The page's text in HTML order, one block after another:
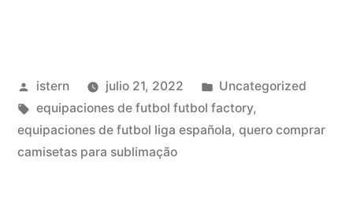
Publicado
por
istern julio 21, 2022
Publicado
en
Uncategorized
Etiquetas:
equipaciones de futbol futbol factory,
equipaciones de futbol liga española, quero comprar
camisetas para sublimação